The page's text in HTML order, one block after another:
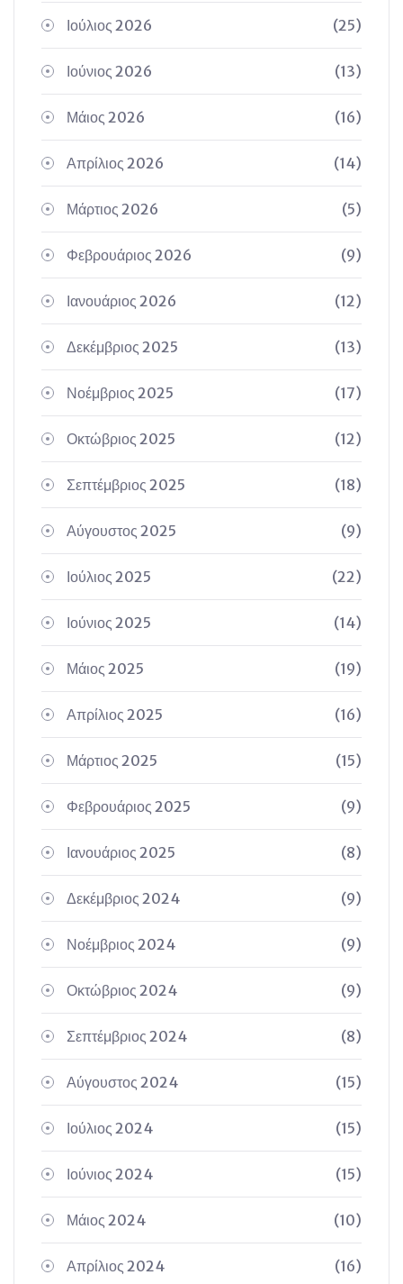
Ιούλιος 2026 (25)
Ιούνιος 2026 (13)
Μάιος 2026 (16)
Απρίλιος 2026 (14)
Μάρτιος 2026 (5)
Φεβρουάριος 2026 (9)
Ιανουάριος 2026 (12)
Δεκέμβριος 2025 (13)
Νοέμβριος 2025 (17)
Οκτώβριος 2025 (12)
Σεπτέμβριος 2025 (18)
Αύγουστος 2025 (9)
Ιούλιος 2025 (22)
Ιούνιος 2025 (14)
Μάιος 2025 (19)
Απρίλιος 2025 (16)
Μάρτιος 2025 (15)
Φεβρουάριος 2025 (9)
Ιανουάριος 2025 (8)
Δεκέμβριος 2024 (9)
Νοέμβριος 2024 (9)
Οκτώβριος 2024 (9)
Σεπτέμβριος 2024 (8)
Αύγουστος 2024 (15)
Ιούλιος 2024 (15)
Ιούνιος 2024 (15)
Μάιος 2024 (10)
Απρίλιος 2024 (16)